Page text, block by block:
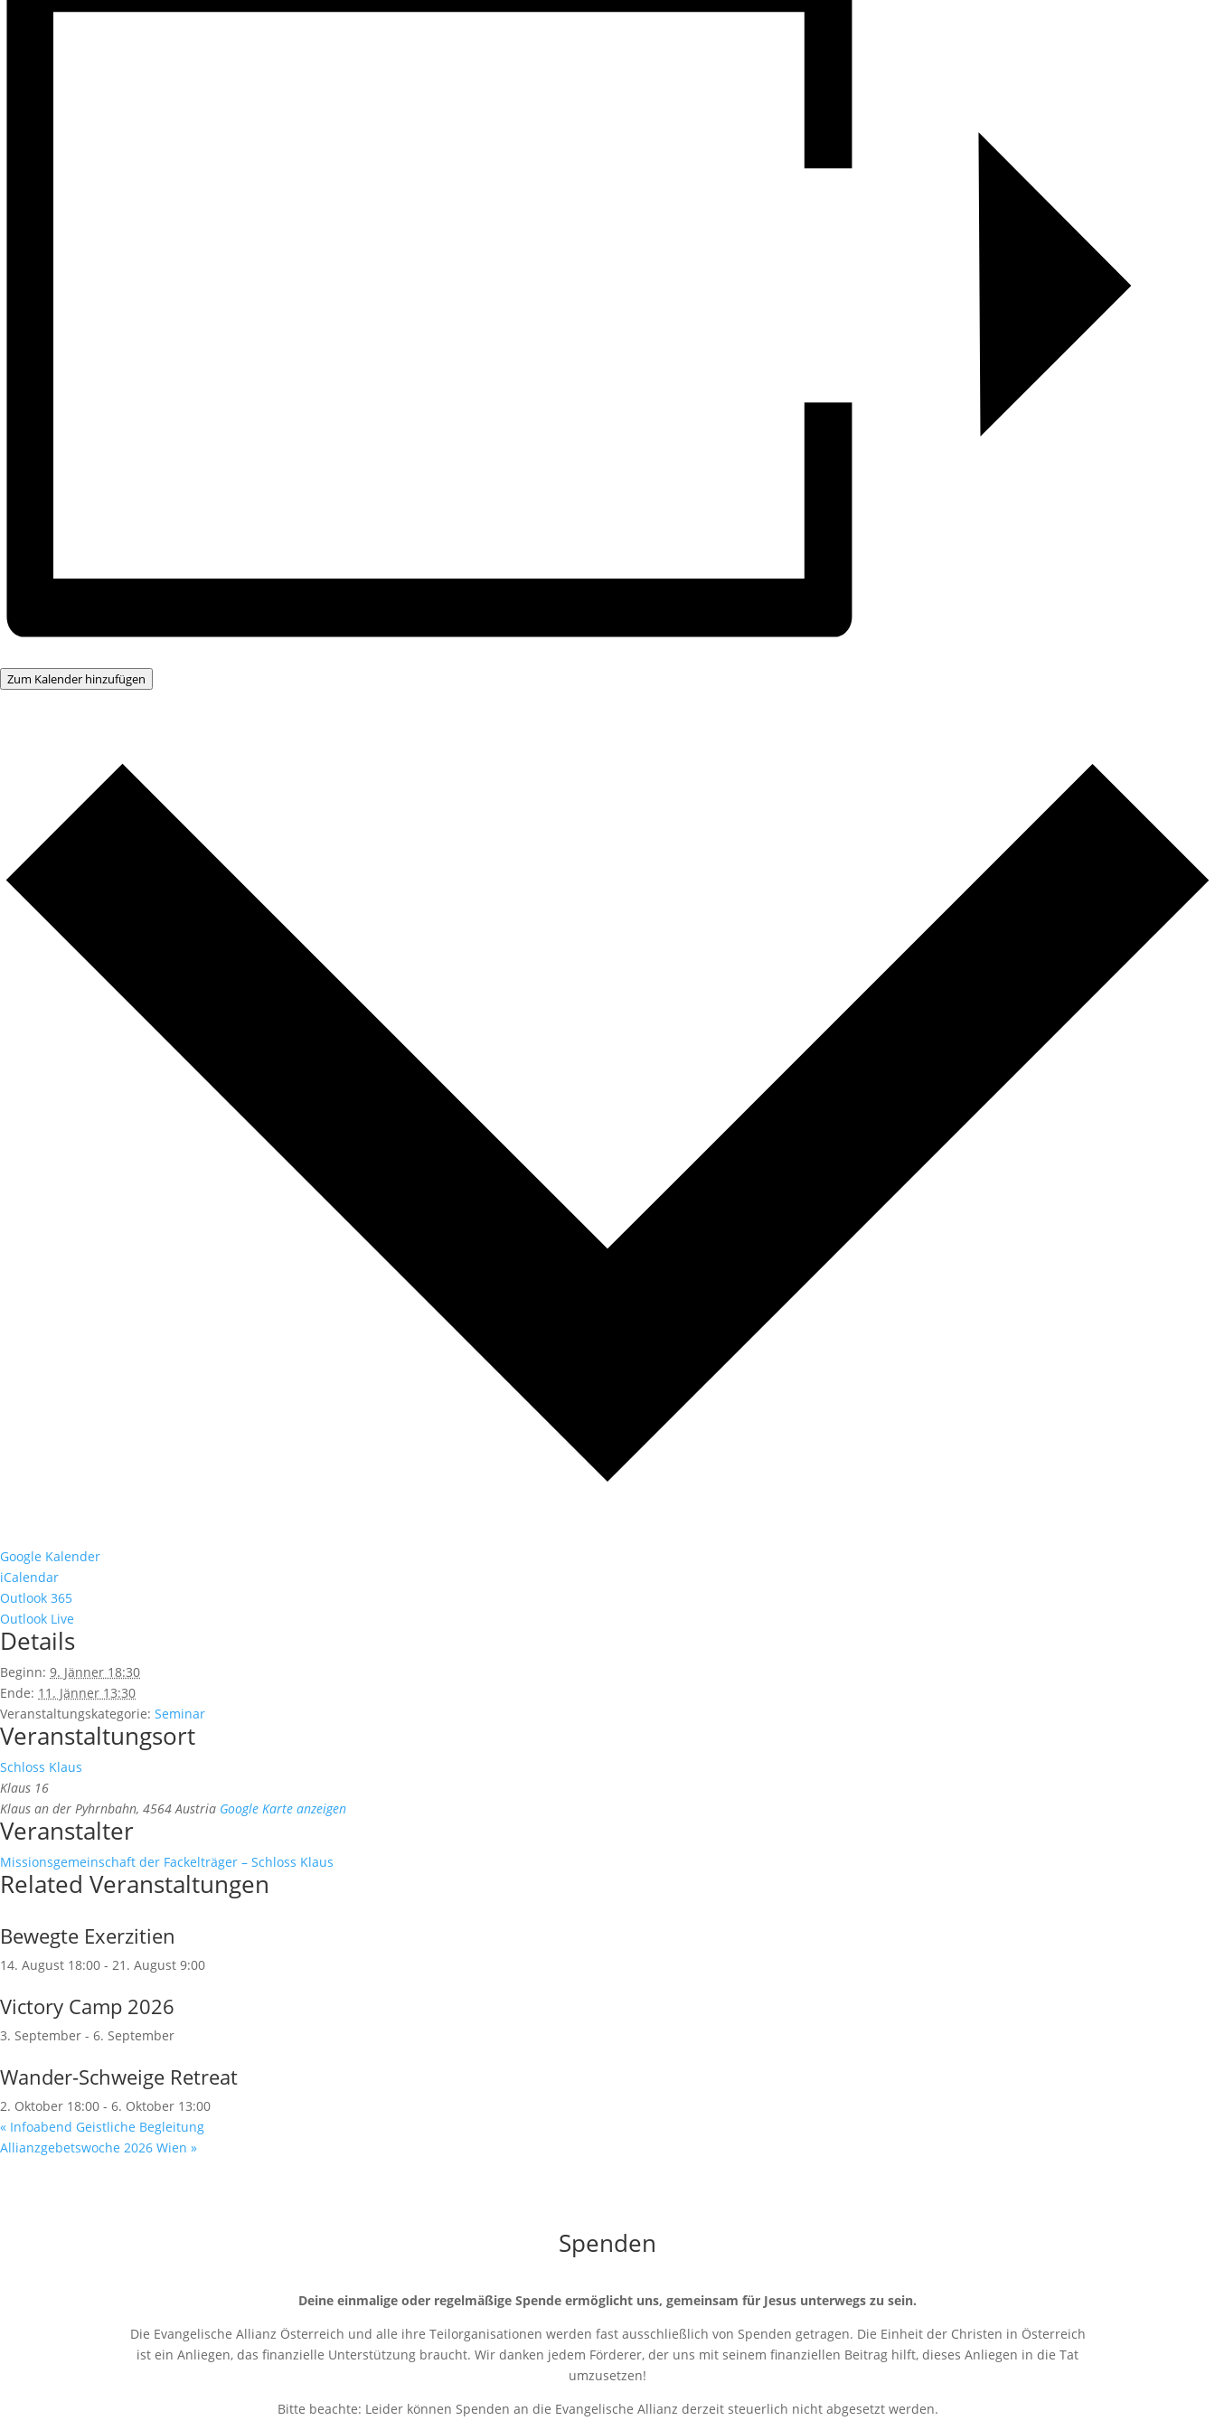
Zum Kalender hinzufügen
Google Kalender
iCalendar
Outlook 365
Outlook Live
Details
Beginn: 9. Jänner 18:30
Ende: 11. Jänner 13:30
Veranstaltungskategorie: Seminar
Veranstaltungsort
Schloss Klaus
Klaus 16
Klaus an der Pyhrnbahn, 4564 Austria Google Karte anzeigen
Veranstalter
Missionsgemeinschaft der Fackelträger – Schloss Klaus
Related Veranstaltungen
Bewegte Exerzitien
14. August 18:00 - 21. August 9:00
Victory Camp 2026
3. September - 6. September
Wander-Schweige Retreat
2. Oktober 18:00 - 6. Oktober 13:00
« Infoabend Geistliche Begleitung
Allianzgebetswoche 2026 Wien »
Spenden
Deine einmalige oder regelmäßige Spende ermöglicht uns, gemeinsam für Jesus unterwegs zu sein.
Die Evangelische Allianz Österreich und alle ihre Teilorganisationen werden fast ausschließlich von Spenden getragen. Die Einheit der Christen in Österreich
ist ein Anliegen, das finanzielle Unterstützung braucht. Wir danken jedem Förderer, der uns mit seinem finanziellen Beitrag hilft, dieses Anliegen in die Tat
umzusetzen!
Bitte beachte: Leider können Spenden an die Evangelische Allianz derzeit steuerlich nicht abgesetzt werden.